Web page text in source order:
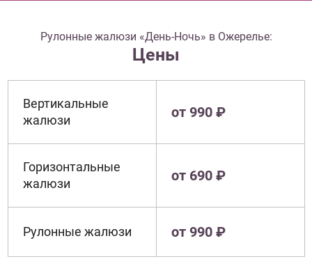
Рулонные жалюзи «День-Ночь» в Ожерелье:
Цены
Вертикальные
жалюзи
от 990 ₽
Горизонтальные
жалюзи
от 690 ₽
Рулонные жалюзи от 990 ₽